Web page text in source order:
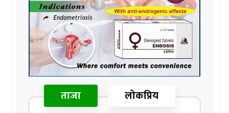
ताजा लोकप्रिय